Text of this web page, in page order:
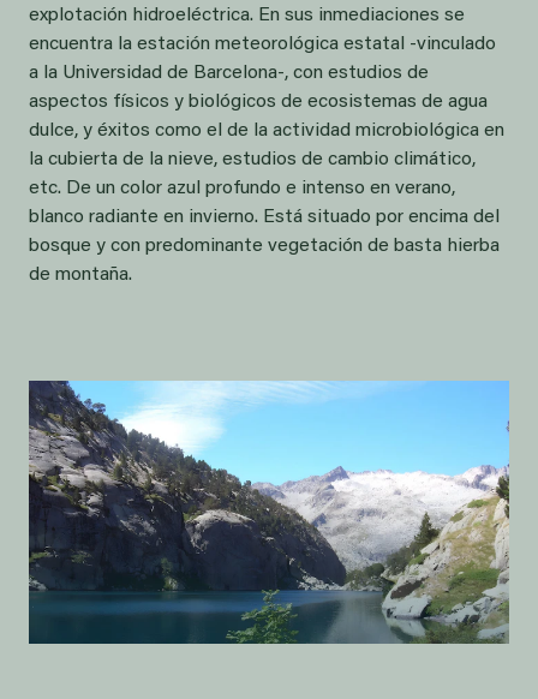
explotación hidroeléctrica. En sus inmediaciones se
encuentra la estación meteorológica estatal -vinculado
a la Universidad de Barcelona-, con estudios de
aspectos físicos y biológicos de ecosistemas de agua
dulce, y éxitos como el de la actividad microbiológica en
la cubierta de la nieve, estudios de cambio climático,
etc. De un color azul profundo e intenso en verano,
blanco radiante en invierno. Está situado por encima del
bosque y con predominante vegetación de basta hierba
de montaña.